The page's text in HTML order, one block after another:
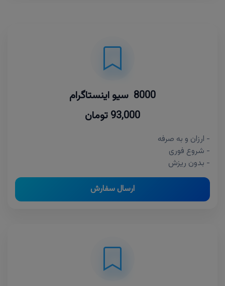
8000 سیو اینستاگرام
93,000 تومان
- ارزان و به صرفه
- شروع فوری
- بدون ریزش
ارسال سفارش